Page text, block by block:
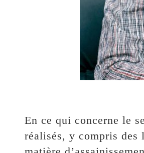
‎En ce qui concerne le
réalisés, y compris des